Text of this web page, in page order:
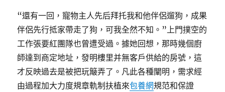
“還有一回，寵物主人先后拜托我和他伴侶遛狗，成果
伴侶先行抵家帶走了狗，可我全然不知。”上門撲空的
工作張要紅團隊也曾遭受過。據她回想，那時幾個廚
師達到商定地址，發明樓里并無客戶供給的房號，這
才反映過去是被把玩簸弄了。凡此各種闡明，需求經
由過程加大力度規章軌制扶植來包養網規范和保證